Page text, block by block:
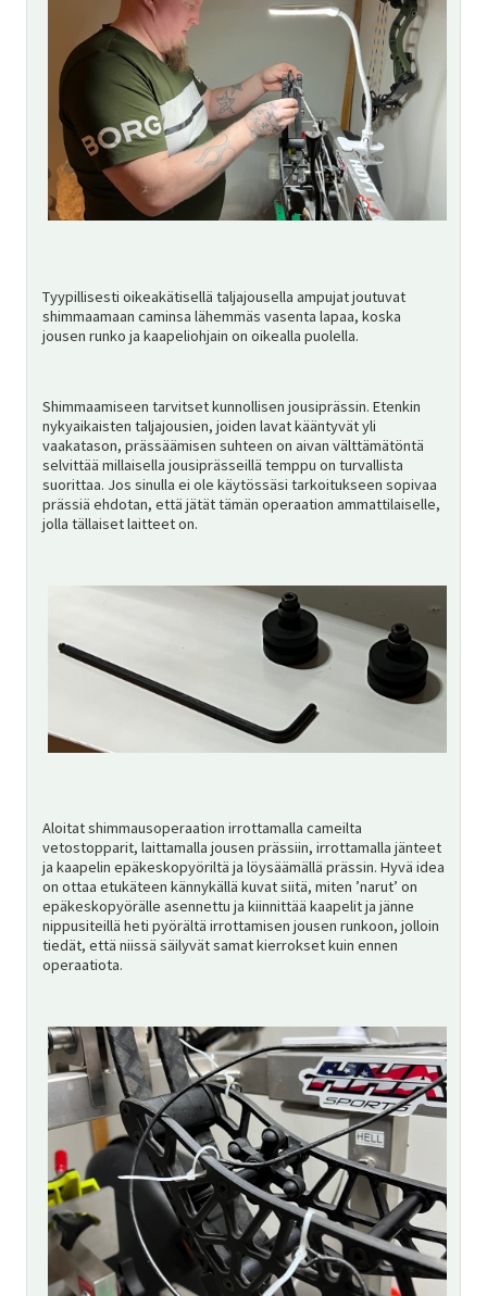
Tyypillisesti oikeakätisellä taljajousella ampujat joutuvat
shimmaamaan caminsa lähemmäs vasenta lapaa, koska
jousen runko ja kaapeliohjain on oikealla puolella.
Shimmaamiseen tarvitset kunnollisen jousiprässin. Etenkin
nykyaikaisten taljajousien, joiden lavat kääntyvät yli
vaakatason, prässäämisen suhteen on aivan välttämätöntä
selvittää millaisella jousiprässeillä temppu on turvallista
suorittaa. Jos sinulla ei ole käytössäsi tarkoitukseen sopivaa
prässiä ehdotan, että jätät tämän operaation ammattilaiselle,
jolla tällaiset laitteet on.
Aloitat shimmausoperaation irrottamalla cameilta
vetostopparit, laittamalla jousen prässiin, irrottamalla jänteet
ja kaapelin epäkeskopyöriltä ja löysäämällä prässin. Hyvä idea
on ottaa etukäteen kännykällä kuvat siitä, miten ’narut’ on
epäkeskopyörälle asennettu ja kiinnittää kaapelit ja jänne
nippusiteillä heti pyörältä irrottamisen jousen runkoon, jolloin
tiedät, että niissä säilyvät samat kierrokset kuin ennen
operaatiota.